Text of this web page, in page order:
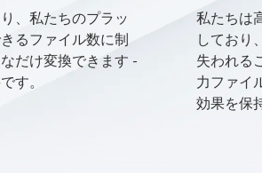
、私たちのプラッ
るファイル数に制
だけ変換できます -
す。
私たちは
しており
失われる
力ファイ
効果を保